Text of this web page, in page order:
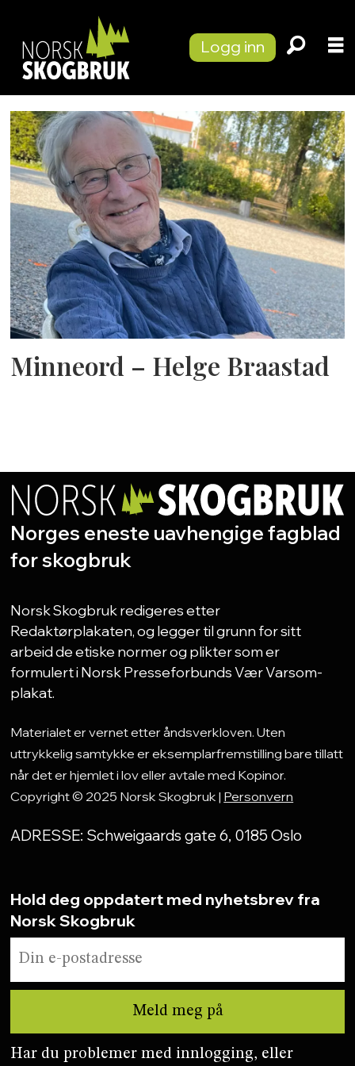
Logg inn
Tag:
helge
braastad
Minneord – Helge Braastad
Norges eneste uavhengige fagblad
for skogbruk
Norsk Skogbruk redigeres etter
Redaktørplakaten, og legger til grunn for sitt
arbeid de etiske normer og plikter som er
formulert i Norsk Presseforbunds Vær Varsom-
plakat.
Materialet er vernet etter åndsverkloven. Uten
uttrykkelig samtykke er eksemplarfremstilling bare tillatt
når det er hjemlet i lov eller avtale med Kopinor.
Copyright © 2025 Norsk Skogbruk | Personvern
ADRESSE: Schweigaards gate 6, 0185 Oslo
Hold deg oppdatert med nyhetsbrev fra
Norsk Skogbruk
Har du problemer med innlogging, eller